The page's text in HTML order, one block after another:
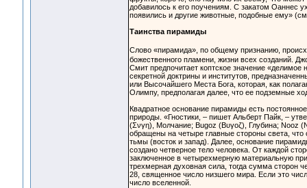
добавилось к его поучениям. С закатом Оаннес
появились и другие животные, подобные ему»
Таинства пирамиды
Слово «пирамида», по общему признанию,
божественного пламени, жизни всех созданий.
Смит предпочитает коптское значение
секретной доктрины и институтов,
или Высочайшего Места Бога, которая, как
Олимпу, предполагая далее, что ее подземные
Квадратное основание пирамиды есть
природы. «Гностики, – пишет Альберт Пайк, –
(Σνγη), Молчание; Bugoz (Βυγοζ), Глубина; Nooz
обращены на четыре главные стороны света, что
тьмы (восток и запад). Далее, основание
создано четверное тело человека. От каждой
заключенное в четырехмерную материальную
трехмерная духовная сила, тогда сумма сторон
28, священное число низшего мира. Если это
число вселенной.